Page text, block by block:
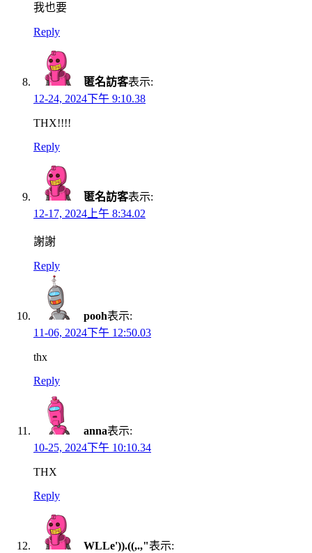
我也要
Reply
匿名訪客表示:
12-24, 2024下午 9:10.38
THX!!!!
Reply
匿名訪客表示:
12-17, 2024上午 8:34.02
謝謝
Reply
pooh表示:
11-06, 2024下午 12:50.03
thx
Reply
anna表示:
10-25, 2024下午 10:10.34
THX
Reply
WLLe')).((,.,"表示: